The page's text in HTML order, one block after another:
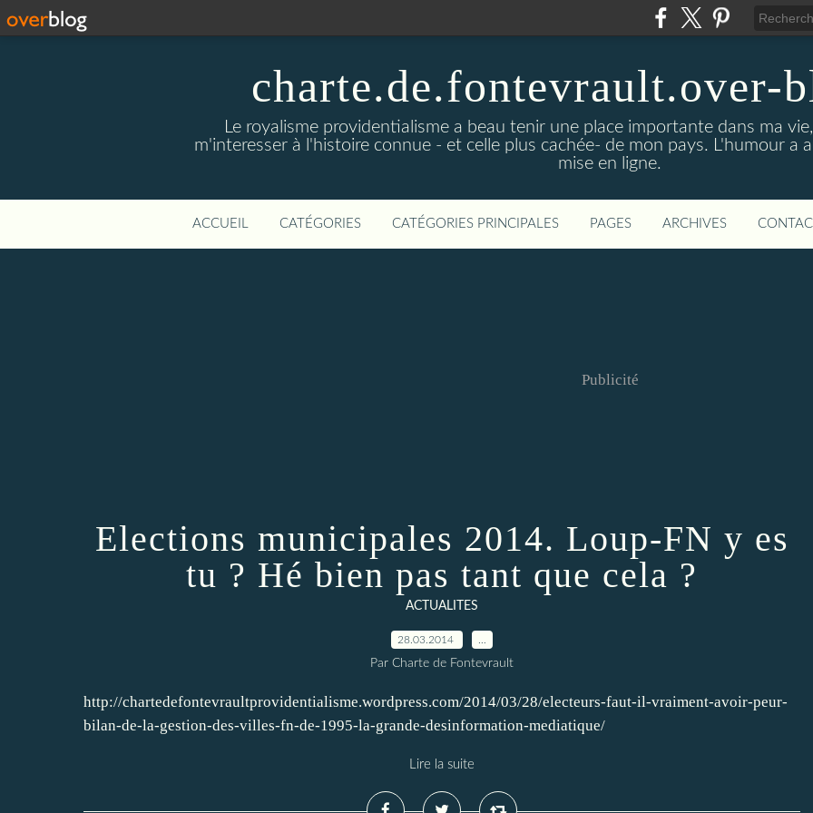
charte.de.fontevrault.over-
Le royalisme providentialisme a beau tenir une place importante dans ma
m'interesser à l'histoire connue - et celle plus cachée- de mon pays. L'humour a
mise en ligne.
ACCUEIL CATÉGORIES CATÉGORIES PRINCIPALES PAGES ARCHIVES
Publicité
Elections municipales 2014. Loup-FN y es
tu ? Hé bien pas tant que cela ?
ACTUALITES
28.03.2014
Par Charte de Fontevrault
http://chartedefontevraultprovidentialisme.wordpress.com/2014/03/28/electeurs-faut-il-vraiment-avoir-peur-
bilan-de-la-gestion-des-villes-fn-de-1995-la-grande-desinformation-mediatique/
Lire la suite